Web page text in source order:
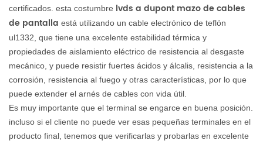
certificados. esta costumbre lvds a dupont mazo de cables
de pantalla está utilizando un cable electrónico de teflón
ul1332, que tiene una excelente estabilidad térmica y
propiedades de aislamiento eléctrico de resistencia al desgaste
mecánico, y puede resistir fuertes ácidos y álcalis, resistencia a la
corrosión, resistencia al fuego y otras características, por lo que
puede extender el arnés de cables con vida útil.
Es muy importante que el terminal se engarce en buena posición.
incluso si el cliente no puede ver esas pequeñas terminales en el
producto final, tenemos que verificarlas y probarlas en excelente